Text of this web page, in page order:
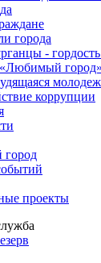
города
-
город»
коррупции
город
проекты